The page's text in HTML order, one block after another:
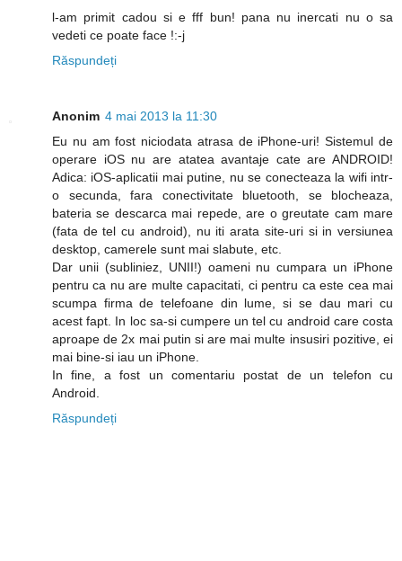
l-am primit cadou si e fff bun! pana nu inercati nu o sa
vedeti ce poate face !:-j
Răspundeți
Anonim 4 mai 2013 la 11:30
Eu nu am fost niciodata atrasa de iPhone-uri! Sistemul de
operare iOS nu are atatea avantaje cate are ANDROID!
Adica: iOS-aplicatii mai putine, nu se conecteaza la wifi intr-
o secunda, fara conectivitate bluetooth, se blocheaza,
bateria se descarca mai repede, are o greutate cam mare
(fata de tel cu android), nu iti arata site-uri si in versiunea
desktop, camerele sunt mai slabute, etc.
Dar unii (subliniez, UNII!) oameni nu cumpara un iPhone
pentru ca nu are multe capacitati, ci pentru ca este cea mai
scumpa firma de telefoane din lume, si se dau mari cu
acest fapt. In loc sa-si cumpere un tel cu android care costa
aproape de 2x mai putin si are mai multe insusiri pozitive, ei
mai bine-si iau un iPhone.
In fine, a fost un comentariu postat de un telefon cu
Android.
Răspundeți